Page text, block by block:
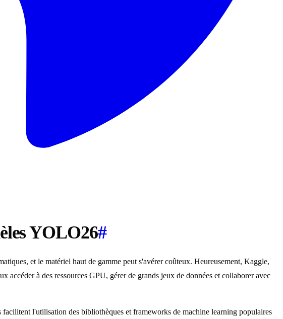
YOLO26#
et le matériel haut de gamme peut s'avérer coûteux. Heureusement, Kaggle,
à des ressources GPU, gérer de grands jeux de données et collaborer avec
l'utilisation des bibliothèques et frameworks de machine learning populaires